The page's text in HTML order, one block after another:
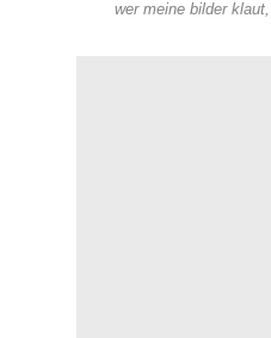
wer meine bilder